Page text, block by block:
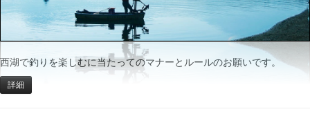
西湖で釣りを楽しむに当たってのマナーとルールのお願いです。
詳細